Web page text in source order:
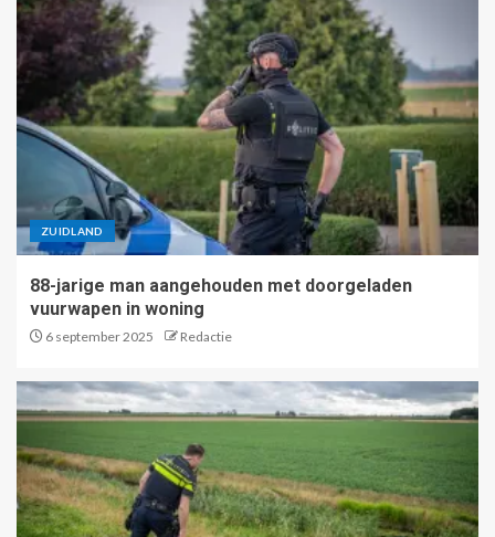
ZUIDLAND
88-jarige man aangehouden met doorgeladen
vuurwapen in woning
6 september 2025 Redactie